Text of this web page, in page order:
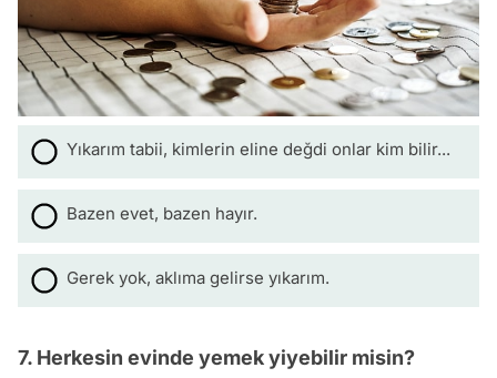
Yıkarım tabii, kimlerin eline değdi onlar kim bilir...
Bazen evet, bazen hayır.
Gerek yok, aklıma gelirse yıkarım.
7. Herkesin evinde yemek yiyebilir misin?